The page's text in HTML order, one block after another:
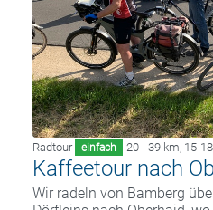
Radtour einfach 20 - 39 km, 15-
Kaffeetour nach
Wir radeln von Bamberg